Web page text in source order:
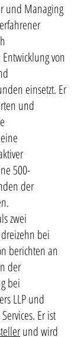
und Managing
von
einsetzt. Er
und
500-
der
zwei
bei
berichten an
der
bei
LLP und
Er ist
und wird